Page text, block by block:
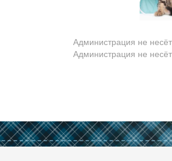
Администрация не
Администрация не